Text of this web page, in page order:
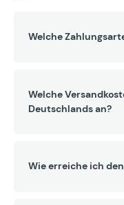
Welche
Welche
Deutschlands an?
Wie erreiche ich